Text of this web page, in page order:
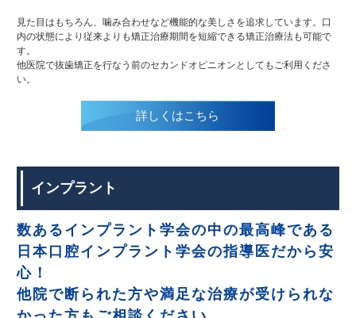
見た目はもちろん、噛み合わせなど機能的な美しさを追求しています。口
内の状態により従来よりも矯正治療期間を短縮できる矯正治療法も可能で
す。
他医院で抜歯矯正を行なう前のセカンドオピニオンとしてもご利用くださ
い。
詳しくはこちら
インプラント
数あるインプラント学会の中の最高峰である
日本口腔インプラント学会の指導医だから安
心！
他院で断られた方や満足な治療が受けられな